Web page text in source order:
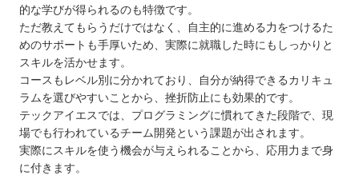
クール4選
デジタネ
エールICTアカデミー
スピリッツ・スマイル
バレッドキッズ
福井で自分に合ったプログラミングスクールを見
つけよう
自分の住んでるエリアでプログラミングスクール
的な学びが得られるのも特徴です。
ただ教えてもらうだけではなく、自主的に進める力をつけるた
めのサポートも手厚いため、実際に就職した時にもしっかりと
スキルを活かせます。
コースもレベル別に分かれており、自分が納得できるカリキュ
ラムを選びやすいことから、挫折防止にも効果的です。
テックアイエスでは、プログラミングに慣れてきた段階で、現
場でも行われているチーム開発という課題が出されます。
実際にスキルを使う機会が与えられることから、応用力まで身
に付きます。